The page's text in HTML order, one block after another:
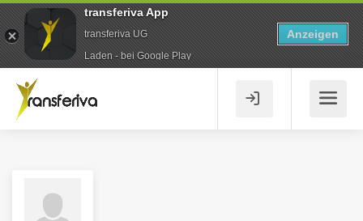
transferiva App
transferiva UG
Laden - bei Google Play
Anzeigen